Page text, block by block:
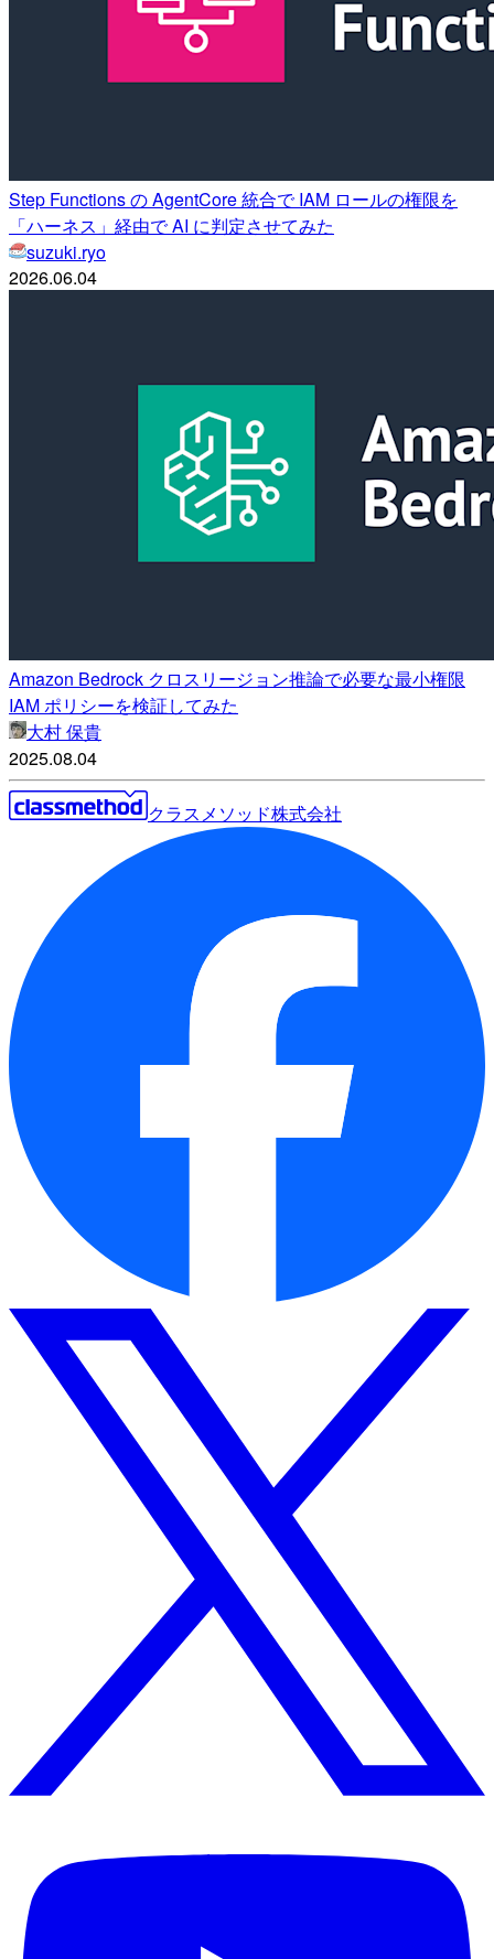
Step Functions の AgentCore 統合で IAM ロールの権限を
「ハーネス」経由で AI に判定させてみた
suzuki.ryo
2026.06.04
Amazon Bedrock クロスリージョン推論で必要な最小権限
IAM ポリシーを検証してみた
大村 保貴
2025.08.04
クラスメソッド株式会社